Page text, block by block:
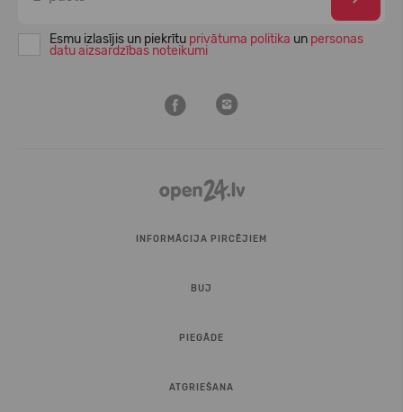
Esmu izlasījis un piekrītu privātuma politika un personas
datu aizsardzības noteikumi
INFORMĀCIJA PIRCĒJIEM
BUJ
PIEGĀDE
ATGRIEŠANA